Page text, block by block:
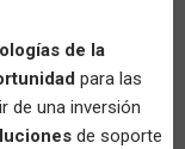
de la
para las
de una inversión
de soporte